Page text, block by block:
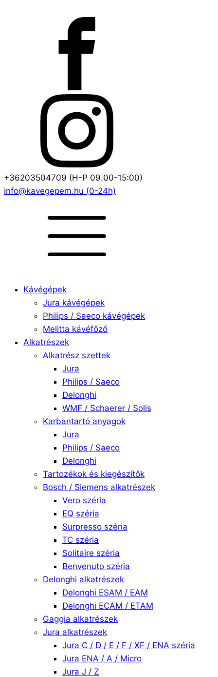
+36203504709 (H-P 09.00-15:00)
info@kavegepem.hu (0-24h)
Kávégépek
Jura kávégépek
Philips / Saeco kávégépek
Melitta kávéfőző
Alkatrészek
Alkatrész szettek
Jura
Philips / Saeco
Delonghi
WMF / Schaerer / Solis
Karbantartó anyagok
Jura
Philips / Saeco
Delonghi
Tartozékok és kiegészítők
Bosch / Siemens alkatrészek
Vero széria
EQ széria
Surpresso széria
TC széria
Solitaire széria
Benvenuto széria
Delonghi alkatrészek
Delonghi ESAM / EAM
Delonghi ECAM / ETAM
Gaggia alkatrészek
Jura alkatrészek
Jura C / D / E / F / XF / ENA széria
Jura ENA / A / Micro
Jura J / Z